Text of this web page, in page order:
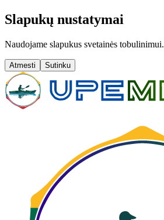
Slapukų nustatymai
Naudojame slapukus svetainės tobulinimui.
Atmesti Sutinku